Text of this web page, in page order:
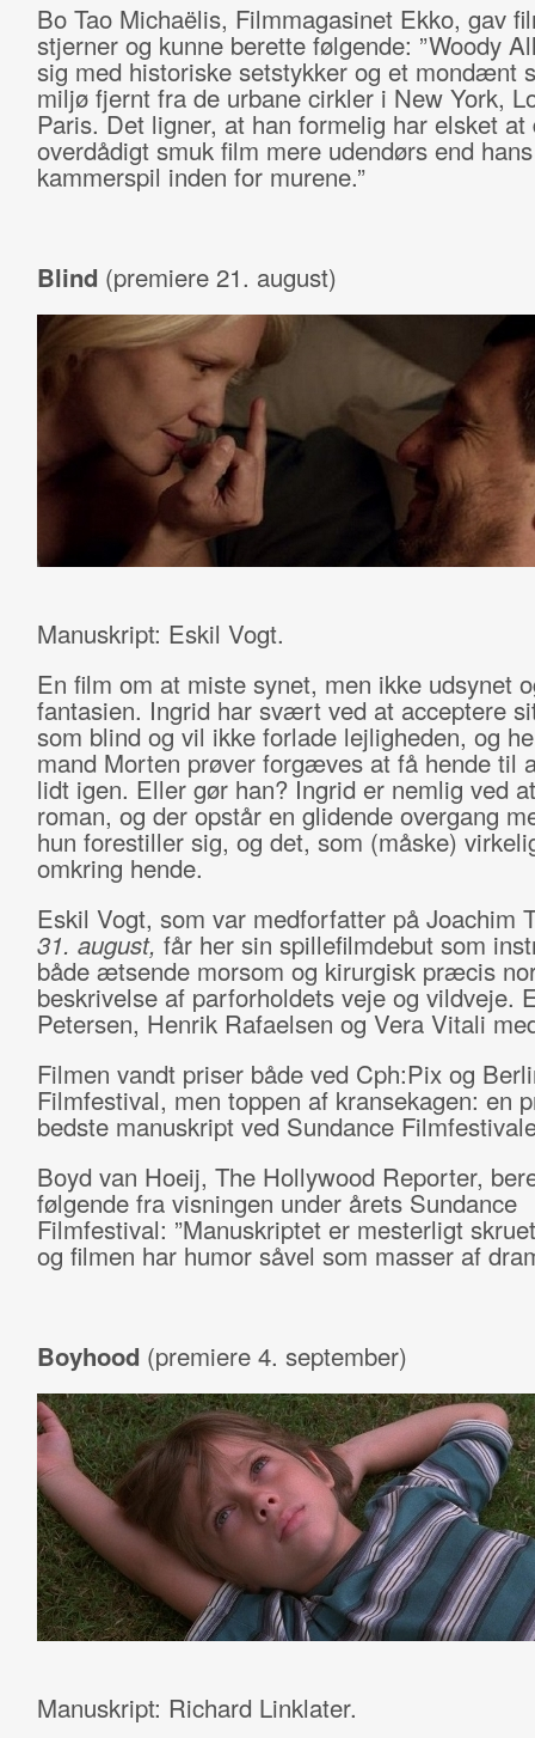
Bo Tao Michaëlis, Filmmagasinet Ekko, gav
stjerner og kunne berette følgende: ”Woody
sig med historiske setstykker og et mondænt
miljø fjernt fra de urbane cirkler i New York,
Paris. Det ligner, at han formelig har elsket at
overdådigt smuk film mere udendørs end
kammerspil inden for murene.”
Blind (premiere 21. august)
Manuskript: Eskil Vogt.
En film om at miste synet, men ikke udsynet
fantasien. Ingrid har svært ved at acceptere
som blind og vil ikke forlade lejligheden, og
mand Morten prøver forgæves at få hende til
lidt igen. Eller gør han? Ingrid er nemlig ved
roman, og der opstår en glidende overgang
hun forestiller sig, og det, som (måske)
omkring hende.
Eskil Vogt, som var medforfatter på Joachim
31. august, får her sin spillefilmdebut som
både ætsende morsom og kirurgisk præcis
beskrivelse af parforholdets veje og vildveje.
Petersen, Henrik Rafaelsen og Vera Vitali
Filmen vandt priser både ved Cph:Pix og
Filmfestival, men toppen af kransekagen: en
bedste manuskript ved Sundance
Boyd van Hoeij, The Hollywood Reporter,
følgende fra visningen under årets Sundance
Filmfestival: ”Manuskriptet er mesterligt
og filmen har humor såvel som masser af
Boyhood (premiere 4. september)
Manuskript: Richard Linklater.